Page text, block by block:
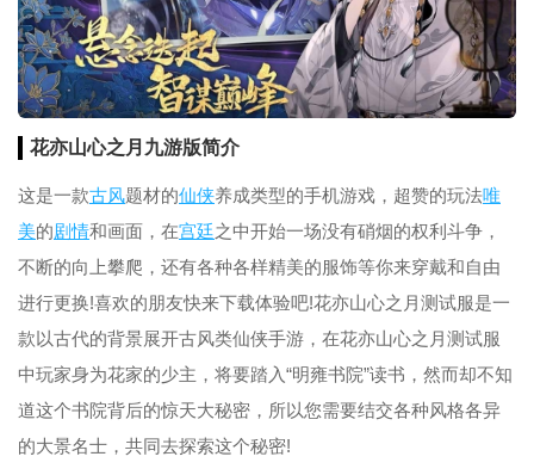
花亦山心之月九游版简介
这是一款古风题材的仙侠养成类型的手机游戏，超赞的玩法唯
美的剧情和画面，在宫廷之中开始一场没有硝烟的权利斗争，
不断的向上攀爬，还有各种各样精美的服饰等你来穿戴和自由
进行更换!喜欢的朋友快来下载体验吧!花亦山心之月测试服是一
款以古代的背景展开古风类仙侠手游，在花亦山心之月测试服
中玩家身为花家的少主，将要踏入“明雍书院”读书，然而却不知
道这个书院背后的惊天大秘密，所以您需要结交各种风格各异
的大景名士，共同去探索这个秘密!